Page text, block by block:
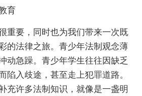
育
重要，同时也为我们带来一次既
的法律之旅。青少年法制观念薄
动急躁。青少年学生往往因缺乏
陷入歧途，甚至走上犯罪道路。
充许多法制知识，就像是一盏明